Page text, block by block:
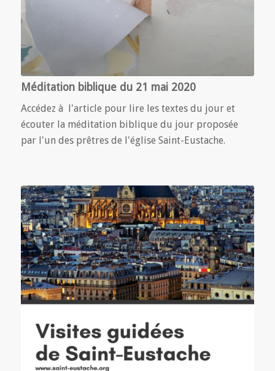
Méditation biblique du 21 mai 2020
Accédez à l'article pour lire les textes du jour et
écouter la méditation biblique du jour proposée
par l'un des prêtres de l'église Saint-Eustache.